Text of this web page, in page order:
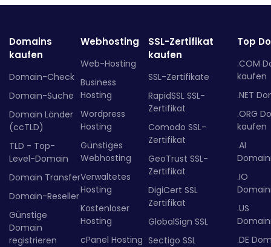
Domains
kaufen
Domain-Check
Domain-Suche
Domain Länder
(ccTLD)
TLD - Top-
Level-Domain
Domain Transfer
Domain-Reseller
Günstige
Domain
registrieren
Webhosting
Web-Hosting
Business
Hosting
Wordpress
Hosting
Günstiges
Webhosting
Verwaltetes
Hosting
Kostenloser
Hosting
cPanel Hosting
SSL-Zertifikat
kaufen
SSL-Zertifikate
RapidSSL SSL-
Zertifikat
Comodo SSL-
Zertifikat
GeoTrust SSL-
Zertifikat
DigiCert SSL
Zertifikat
GlobalSign SSL
Sectigo SSL
Top
.COM
kaufen
.NET
.ORG
kaufen
.AI
.IO
.US
.DE